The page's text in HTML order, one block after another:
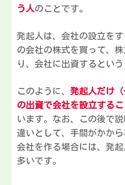
う人のことです。
発起人は、会社の設立を
の会社の株式を買って、
り、会社に出資するという
このように、 発起人だけ（
の出資で会社を設立する
います。なお、この後で
違いとして、手間がかか
会社を作る場合には、発
多いです。